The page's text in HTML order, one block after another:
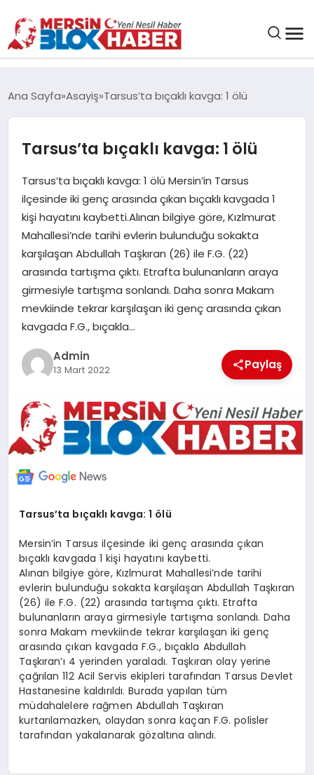
SAĞLIK
EĞITIM
SANAT
POLITIKA
YAŞAM
SPOR
ILETİŞİM
Ana Sayfa Asayiş Tarsus’ta bıçaklı kavga: 1 ölü
Tarsus’ta bıçaklı kavga: 1 ölü
Tarsus’ta bıçaklı kavga: 1 ölü Mersin’in Tarsus
ilçesinde iki genç arasında çıkan bıçaklı kavgada 1
kişi hayatını kaybetti.Alınan bilgiye göre, Kızlmurat
Mahallesi’nde tarihi evlerin bulunduğu sokakta
karşılaşan Abdullah Taşkıran (26) ile F.G. (22)
arasında tartışma çıktı. Etrafta bulunanların araya
girmesiyle tartışma sonlandı. Daha sonra Makam
mevkiinde tekrar karşılaşan iki genç arasında çıkan
kavgada F.G., bıçakla…
Admin
13 Mart 2022 Paylaş
Tarsus’ta bıçaklı kavga: 1 ölü
Mersin’in Tarsus ilçesinde iki genç arasında çıkan
bıçaklı kavgada 1 kişi hayatını kaybetti.
Alınan bilgiye göre, Kızlmurat Mahallesi’nde tarihi
evlerin bulunduğu sokakta karşılaşan Abdullah Taşkıran
(26) ile F.G. (22) arasında tartışma çıktı. Etrafta
bulunanların araya girmesiyle tartışma sonlandı. Daha
sonra Makam mevkiinde tekrar karşılaşan iki genç
arasında çıkan kavgada F.G., bıçakla Abdullah
Taşkıran’ı 4 yerinden yaraladı. Taşkıran olay yerine
çağrılan 112 Acil Servis ekipleri tarafından Tarsus Devlet
Hastanesine kaldırıldı. Burada yapılan tüm
müdahalelere rağmen Abdullah Taşkıran
kurtarılamazken, olaydan sonra kaçan F.G. polisler
tarafından yakalanarak gözaltına alındı.